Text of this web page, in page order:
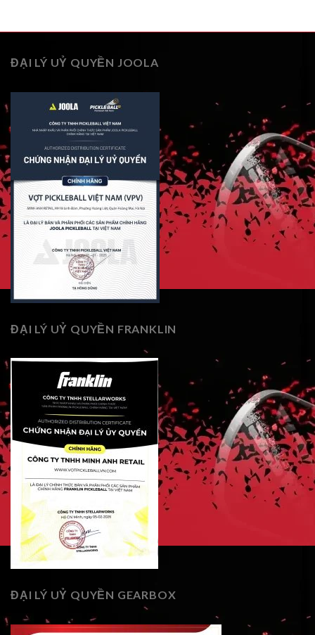
ĐẠI LÝ UỶ QUYỀN JOOLA
ĐẠI LÝ UỶ QUYỀN FRANKLIN
ĐẠI LÝ UỶ QUYỀN GEARBOX